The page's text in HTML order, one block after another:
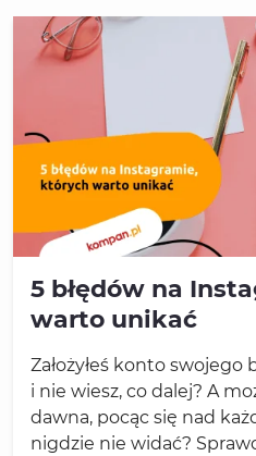
5 błędów na
warto unikać
Założyłeś konto
i nie wiesz, co dalej? A
dawna, pocąc się nad
nigdzie nie widać?